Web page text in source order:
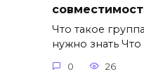
Что такое
нужно знать Что
0 26